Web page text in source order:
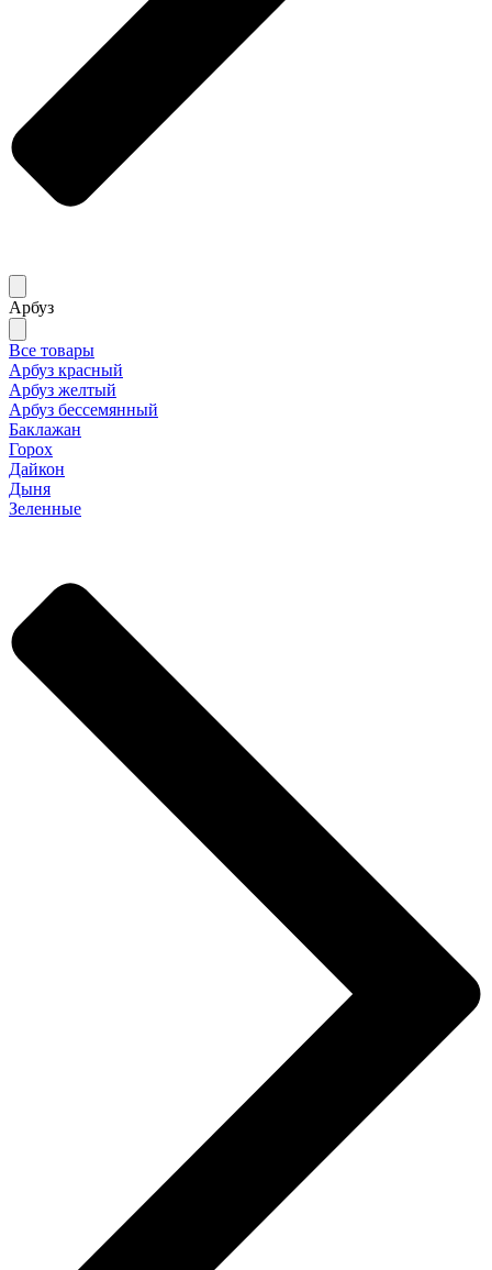
Арбуз
Все товары
Арбуз красный
Арбуз желтый
Арбуз бессемянный
Баклажан
Горох
Дайкон
Дыня
Зеленные